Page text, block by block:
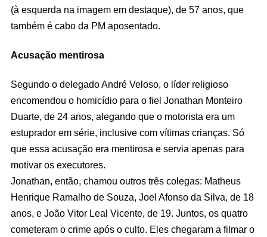
(à esquerda na imagem em destaque), de 57 anos, que
também é cabo da PM aposentado.
Acusação mentirosa
Segundo o delegado André Veloso, o líder religioso
encomendou o homicídio para o fiel Jonathan Monteiro
Duarte, de 24 anos, alegando que o motorista era um
estuprador em série, inclusive com vítimas crianças. Só
que essa acusação era mentirosa e servia apenas para
motivar os executores.
Jonathan, então, chamou outros três colegas: Matheus
Henrique Ramalho de Souza, Joel Afonso da Silva, de 18
anos, e João Vitor Leal Vicente, de 19. Juntos, os quatro
cometeram o crime após o culto. Eles chegaram a filmar o